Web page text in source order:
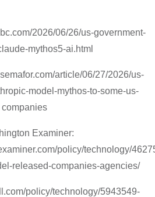
2026/06/26/us-government-
mythos5-ai.html
article/06/27/2026/us-
model-mythos-to-some-us-
companies
Examiner:
policy/technology/
released-companies-agencies/
policy/technology/5943549-